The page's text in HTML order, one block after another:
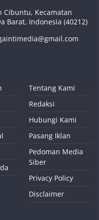
Cibuntu, Kecamatan
Barat, Indonesia (40212)
Tentang Kami
Redaksi
Hubungi Kami
Pasang Iklan
Pedoman Media
Siber
Privacy Policy
Disclaimer